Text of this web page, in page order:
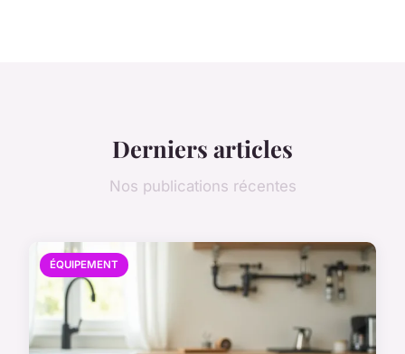
Derniers articles
Nos publications récentes
ÉQUIPEMENT